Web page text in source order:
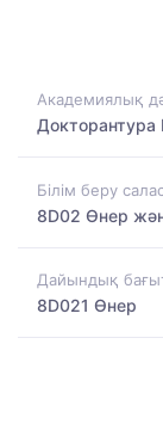
Академиялық
Докторантура
Білім беру
8D02 Өнер
Дайындық
8D021 Өнер